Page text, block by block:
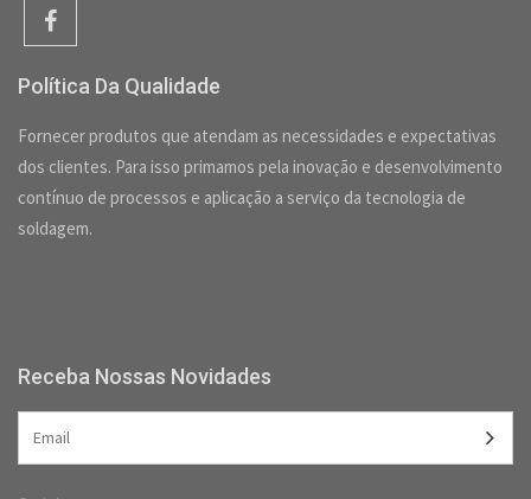
Política Da Qualidade
Fornecer produtos que atendam as necessidades e expectativas
dos clientes. Para isso primamos pela inovação e desenvolvimento
contínuo de processos e aplicação a serviço da tecnologia de
soldagem.
Receba Nossas Novidades